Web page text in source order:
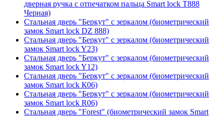
дверная ручка с отпечатком пальца Smart lock T888
Черная)
Стальная дверь "Беркут" с зеркалом (биометрический
замок Smart lock DZ 888)
Стальная дверь "Беркут" с зеркалом (биометрический
замок Smart lock Y23)
Стальная дверь "Беркут" с зеркалом (биометрический
замок Smart lock Y12)
Стальная дверь "Беркут" с зеркалом (биометрический
замок Smart lock К06)
Стальная дверь "Беркут" с зеркалом (биометрический
замок Smart lock R06)
Стальная дверь "Forest" (биометрический замок Smart